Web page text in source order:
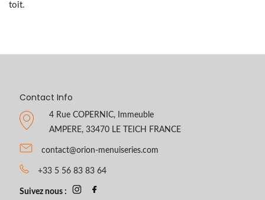
toit.
Contact Info
4 Rue COPERNIC, Immeuble
AMPERE, 33470 LE TEICH FRANCE
contact@orion-menuiseries.com
+33 5 56 83 83 64
Suivez nous :